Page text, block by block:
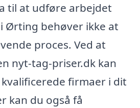
til at udføre arbejdet
Ørting behøver ikke at
proces. Ved at
nyt-tag-priser.dk kan
firmaer i dit
kan du også få